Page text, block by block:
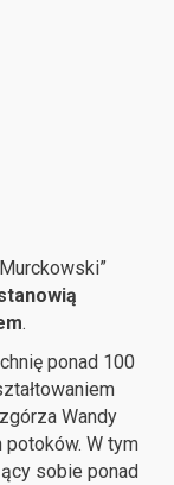
.
ponad 100
Wandy
potoków. W tym
sobie ponad